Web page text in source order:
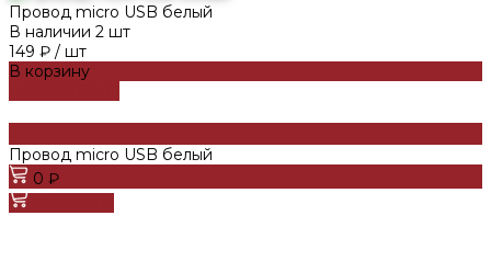
Провод micro USB белый
В наличии 2 шт
149 ₽ / шт
В корзину
Провод micro USB белый
0 ₽